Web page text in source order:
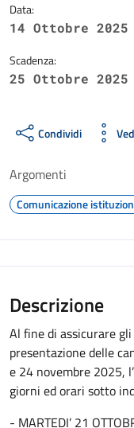
Data:
14 Ottobre 2025
Scadenza:
25 Ottobre 2025
Condividi
Argomenti
Comunicazione
Descrizione
Al fine di assicurare
presentazione delle
e 24 novembre 2025,
giorni ed orari sotto
- MARTEDI’ 21